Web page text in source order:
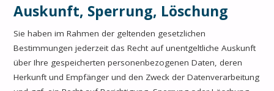
Auskunft, Sperrung, Löschung
Sie haben im Rahmen der geltenden gesetzlichen
Bestimmungen jederzeit das Recht auf unentgeltliche Auskunft
über Ihre gespeicherten personenbezogenen Daten, deren
Herkunft und Empfänger und den Zweck der Datenverarbeitung